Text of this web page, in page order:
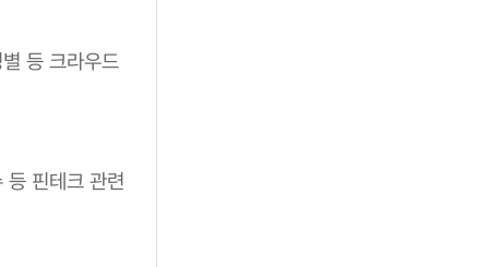
등 크라우드
등 핀테크 관련